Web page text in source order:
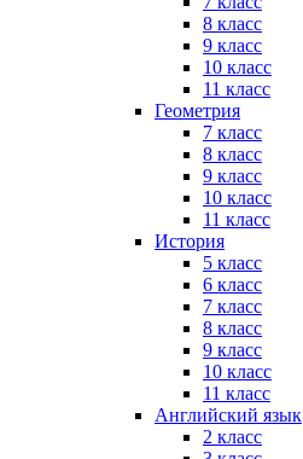
8 класс
9 класс
10 класс
11 класс
Геометрия
7 класс
8 класс
9 класс
10 класс
11 класс
История
5 класс
6 класс
7 класс
8 класс
9 класс
10 класс
11 класс
Английский язык
2 класс